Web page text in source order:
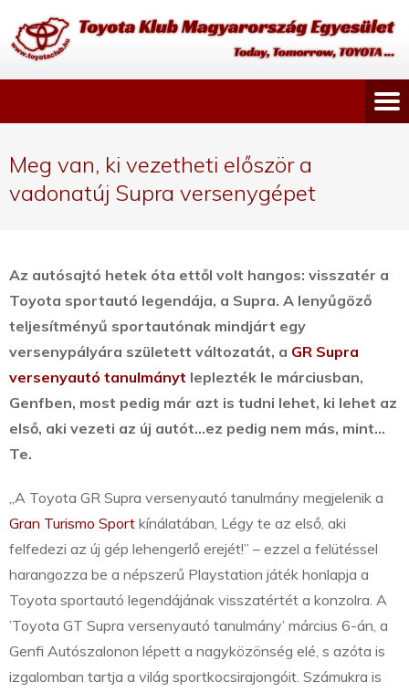
Meg van, ki vezetheti először a
vadonatúj Supra versenygépet
Az autósajtó hetek óta ettől volt hangos: visszatér a
Toyota sportautó legendája, a Supra. A lenyűgöző
teljesítményű sportautónak mindjárt egy
versenypályára született változatát, a GR Supra
versenyautó tanulmányt leplezték le márciusban,
Genfben, most pedig már azt is tudni lehet, ki lehet az
első, aki vezeti az új autót…ez pedig nem más, mint…
Te.
„A Toyota GR Supra versenyautó tanulmány megjelenik a
Gran Turismo Sport kínálatában, Légy te az első, aki
felfedezi az új gép lehengerlő erejét!” – ezzel a felütéssel
harangozza be a népszerű Playstation játék honlapja a
Toyota sportautó legendájának visszatértét a konzolra. A
’Toyota GT Supra versenyautó tanulmány’ március 6-án, a
Genfi Autószalonon lépett a nagyközönség elé, s azóta is
izgalomban tartja a világ sportkocsirajongóit. Számukra is